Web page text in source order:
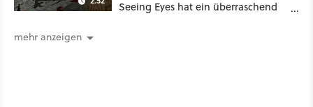
Seeing Eyes hat ein überraschend
mehr anzeigen